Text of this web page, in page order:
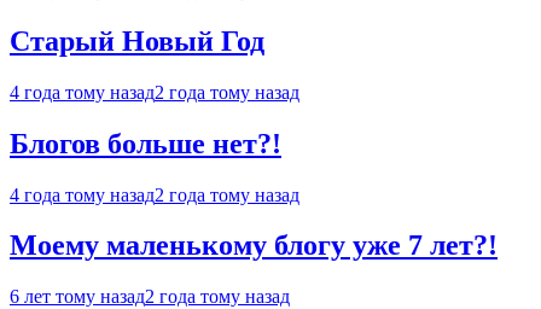
Старый Новый Год
4 года тому назад2 года тому назад
Блогов больше нет?!
4 года тому назад2 года тому назад
Моему маленькому блогу уже 7 лет?!
6 лет тому назад2 года тому назад